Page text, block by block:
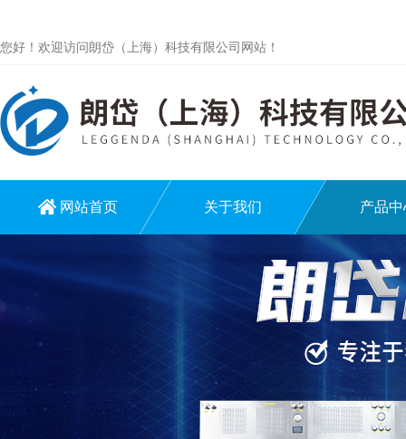
您好！欢迎访问朗岱（上海）科技有限公司网站！
网站首页 关于我们 产品中